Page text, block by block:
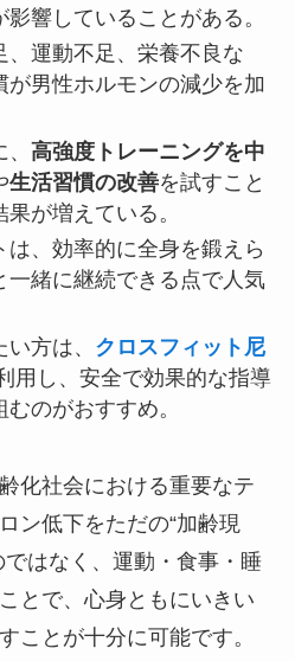
響していることがある。
、運動不足、栄養不良な
が男性ホルモンの減少を加
高強度トレーニングを中
生活習慣の改善を試すこと
が増えている。
、効率的に全身を鍛えら
一緒に継続できる点で人気
方は、 クロスフィット尼
用し、安全で効果的な指導
のがおすすめ。
化社会における重要なテ
ン低下をただの“加齢現
はなく、運動・食事・睡
とで、心身ともにいきい
ことが十分に可能です。